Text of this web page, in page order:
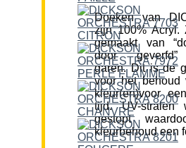
Doeken van
zijn 100% Acryl.
gemaakt van
door
garen. Dit is de
voor het behoud
kleur(en)voor
tijd. UV-stralen
gestopt
kleurbehoud een